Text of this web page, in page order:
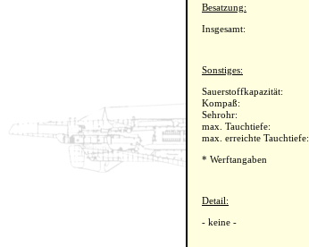
Besatzung:
Insgesamt:
Sonstiges:
Sauerstoffkapazität:
Kompaß:
Sehrohr:
max. Tauchtiefe:
max. erreichte Tauchtiefe:
* Werftangaben
Detail:
- keine -